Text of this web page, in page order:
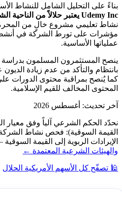
بناءً على التحليل الشامل للنشاط
Udemy Inc يعتبر حلالاً من الناحية الشرعية
نشاط تعليمي مشروع خالٍ من
مؤشرات على تورط الشركة في أنشطة
عملياتها الأساسية.
ينصح المستثمرون المسلمون بدراسة
بانتظام والتأكد من عدم زيادة
كما يُنصح بمراقبة محتوى الدورات
المحتوى المخالف للقيم الإسلامية.
آخر تحديث: أغسطس 2026
القيمة السوقية): فحص نشاط الشركة
الإيرادات الربوية إلى القيمة
والهيئات الشرعية المعتمدة ←
🕌 تصفّح كل الأسهم الأمريكية الحلال